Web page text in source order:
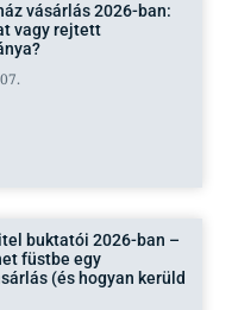
vásárlás 2026-ban:
vagy rejtett
buktatói 2026-ban –
füstbe egy
(és hogyan kerüld